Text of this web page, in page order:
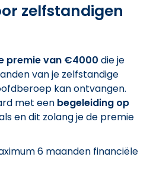
zelfstandigen
premie van €4000 die je
van je zelfstandige
kan ontvangen.
met een begeleiding op
en dit zolang je de premie
6 maanden financiële